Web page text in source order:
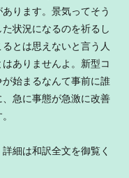
ります。景気ってそう
状況になるのを祈るし
とは思えないと言う人
ありませんよ。新型コ
始まるなんて事前に誰
急に事態が急激に改善
細は和訳全文を御覧く